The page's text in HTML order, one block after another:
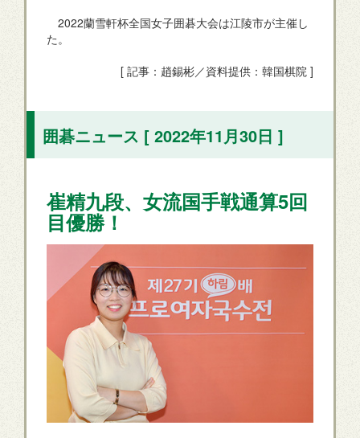
2022蘭雪軒杯全国女子囲碁大会は江陵市が主催し
た。
[ 記事：趙錫彬／資料提供：韓国棋院 ]
囲碁ニュース [ 2022年11月30日 ]
崔精九段、女流国手戦通算5回
目優勝！